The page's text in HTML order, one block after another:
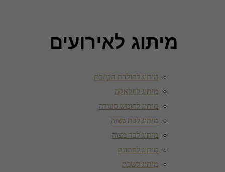
מיתוג לאירועים
מיתוג להולדת הבן/בת
מיתוג לחלאקה
מיתוג לחומש סעודה
מיתוג לבת מצוה
מיתוג לבר מצוה
מיתוג לחתונה
מיתוג לשבת